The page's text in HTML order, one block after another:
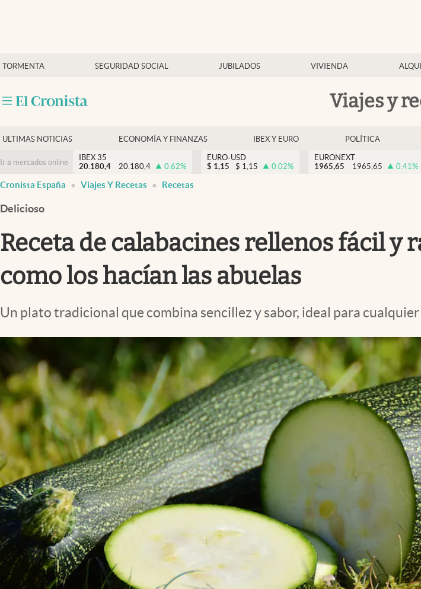
TORMENTA SEGURIDAD SOCIAL JUBILADOS VIVIENDA
Viajes y
Economía y finanzas
Criptomonedas
ULTIMAS NOTICIAS ECONOMÍA Y FINANZAS IBEX Y EURO POLÍTICA
Ir a mercados online
IBEX 35
20.180,4
20.180,4 0.62%
EURO-USD
$ 1,15 $ 1,15 0.02%
EURONEXT
1965,65
1965,65 0.41%
Cronista España Viajes Y Recetas Recetas
Delicioso
Receta de calabacines rellenos fácil y
como los hacían las abuelas
Un plato tradicional que combina sencillez y sabor, ideal para